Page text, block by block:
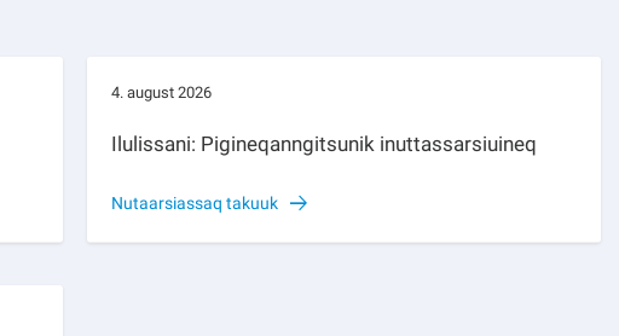
4. august 2026
Ilulissani: Pigineqanngitsunik inuttassarsiuineq
Nutaarsiassaq takuuk